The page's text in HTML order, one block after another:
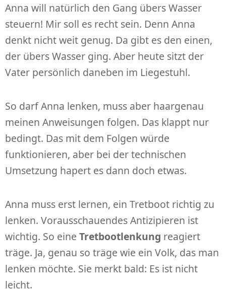
Anna will natürlich den Gang übers Wasser
steuern! Mir soll es recht sein. Denn Anna
denkt nicht weit genug. Da gibt es den einen,
der übers Wasser ging. Aber heute sitzt der
Vater persönlich daneben im Liegestuhl.
So darf Anna lenken, muss aber haargenau
meinen Anweisungen folgen. Das klappt nur
bedingt. Das mit dem Folgen würde
funktionieren, aber bei der technischen
Umsetzung hapert es dann doch etwas.
Anna muss erst lernen, ein Tretboot richtig zu
lenken. Vorausschauendes Antizipieren ist
wichtig. So eine Tretbootlenkung reagiert
träge. Ja, genau so träge wie ein Volk, das man
lenken möchte. Sie merkt bald: Es ist nicht
leicht.